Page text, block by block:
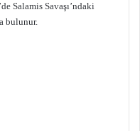
Salamis Savaşı’ndaki
bulunur.